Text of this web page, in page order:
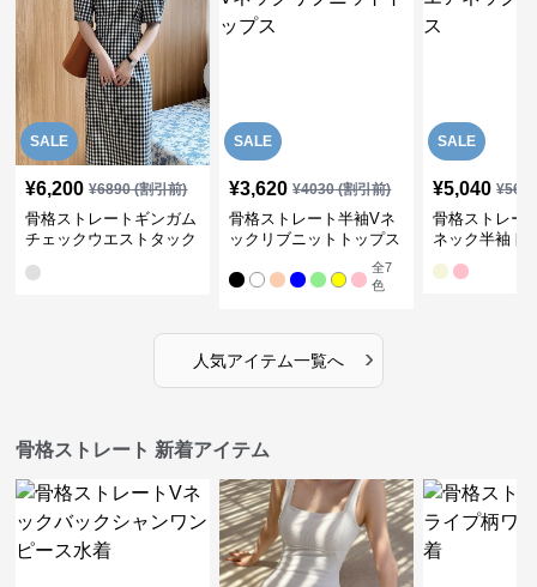
SALE
¥6,200 ¥6890(割引前)
骨格ストレートギンガム
チェックウエストタック
SALE
¥3,620 ¥4030(割引前)
骨格ストレート半袖Vネ
ックリブニットトップス
全7
色
SALE
¥5,040 ¥
骨格ストレー
ネック半袖ト
人気アイテム一覧へ ›
骨格ストレート 新着アイテム